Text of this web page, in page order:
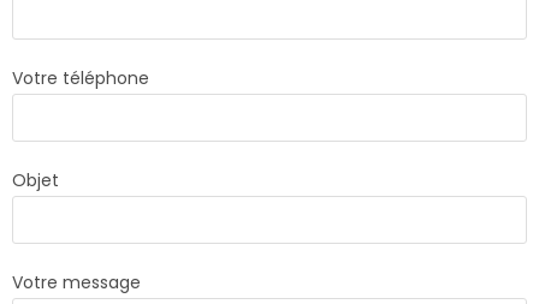
Votre téléphone
Objet
Votre message